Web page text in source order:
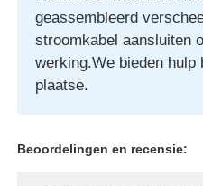
geassembleerd
stroomkabel aansluiten
werking.We bieden
plaatse.
Beoordelingen en recensie: